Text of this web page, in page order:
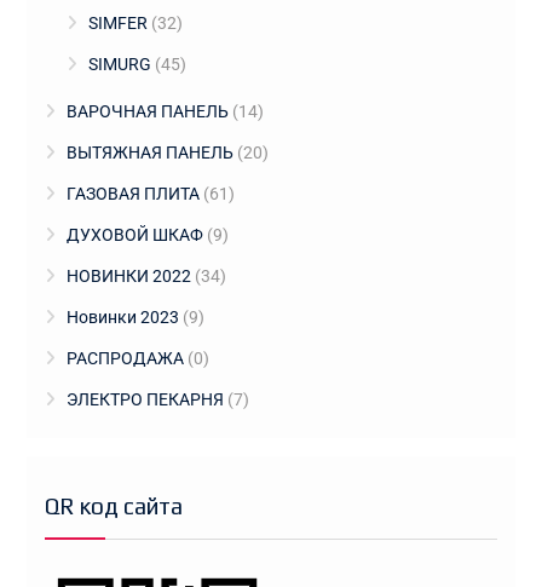
SIMFER (32)
SIMURG (45)
ВАРОЧНАЯ ПАНЕЛЬ (14)
ВЫТЯЖНАЯ ПАНЕЛЬ (20)
ГАЗОВАЯ ПЛИТА (61)
ДУХОВОЙ ШКАФ (9)
НОВИНКИ 2022 (34)
Новинки 2023 (9)
РАСПРОДАЖА (0)
ЭЛЕКТРО ПЕКАРНЯ (7)
QR код сайта